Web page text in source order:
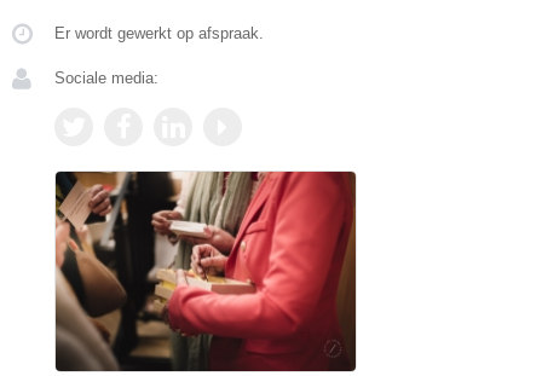
Er wordt gewerkt op afspraak.
Sociale media: